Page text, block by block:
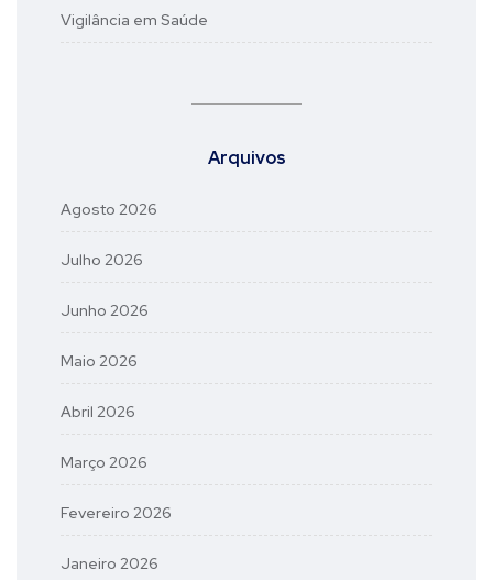
Vigilância em Saúde
Arquivos
Agosto 2026
Julho 2026
Junho 2026
Maio 2026
Abril 2026
Março 2026
Fevereiro 2026
Janeiro 2026